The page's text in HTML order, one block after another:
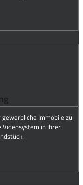
Immobile zu
in Ihrer